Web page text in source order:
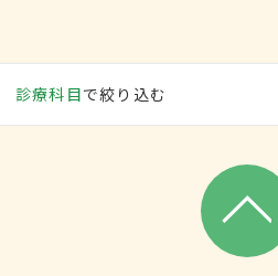
診療科目で絞り込む